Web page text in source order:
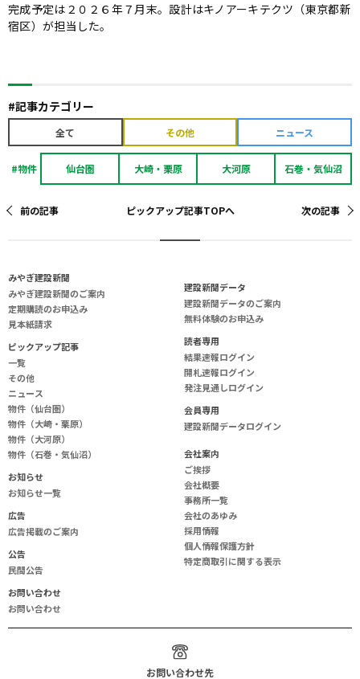
完成予定は２０２６年７月末。設計はキノアーキテクツ（東京都新
宿区）が担当した。
#記事カテゴリー
全て その他 ニュース
#物件 仙台圏 大崎・栗原 大河原 石巻・気仙沼
前の記事 ピックアップ記事TOPへ 次の記事
みやぎ建設新聞
みやぎ建設新聞のご案内
定期購読のお申込み
見本紙請求
ピックアップ記事
一覧
その他
ニュース
物件（仙台圏）
物件（大崎・栗原）
物件（大河原）
物件（石巻・気仙沼）
お知らせ
お知らせ一覧
広告
広告掲載のご案内
公告
民間公告
お問い合わせ
お問い合わせ
建設新聞データ
建設新聞データのご案内
無料体験のお申込み
読者専用
結果速報ログイン
開札速報ログイン
発注見通しログイン
会員専用
建設新聞データログイン
会社案内
ご挨拶
会社概要
事務所一覧
会社のあゆみ
採用情報
個人情報保護方針
特定商取引に関する表示
お問い合わせ先